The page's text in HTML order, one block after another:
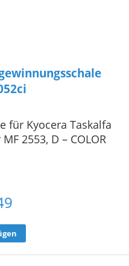
für Kyocera Taskalfa
2553, D – COLOR